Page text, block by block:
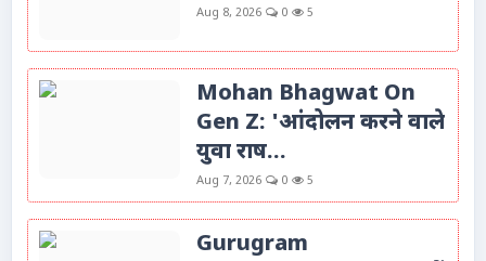
Aug 8, 2026 0 5
Mohan Bhagwat On
Gen Z: 'आंदोलन करने वाले
युवा राष...
Aug 7, 2026 0 5
Gurugram